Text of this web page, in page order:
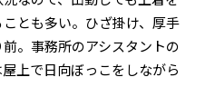
とも多い。ひざ掛け、厚手
。事務所のアシスタントの
上で日向ぼっこをしながら